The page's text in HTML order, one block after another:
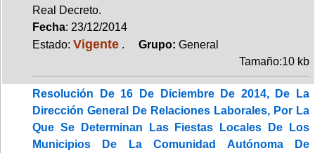
Real Decreto.
Fecha: 23/12/2014
Estado: Vigente . Grupo: General
Tamaño:10 kb
Resolución De 16 De Diciembre De 2014, De La
Dirección General De Relaciones Laborales, Por La
Que Se Determinan Las Fiestas Locales De Los
Municipios De La Comunidad Autónoma De